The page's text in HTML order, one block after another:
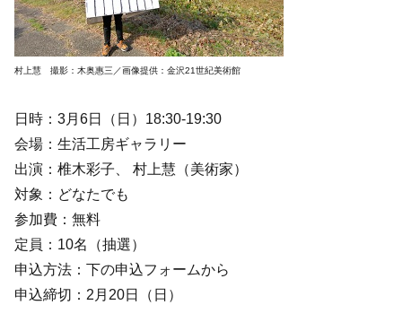
村上慧 撮影：木奥惠三／画像提供：金沢21世紀美術館
日時：3月6日（日）18:30-19:30
会場：生活工房ギャラリー
出演：椎木彩子、 村上慧（美術家）
対象：どなたでも
参加費：無料
定員：10名（抽選）
申込方法：下の申込フォームから
申込締切：2月20日（日）